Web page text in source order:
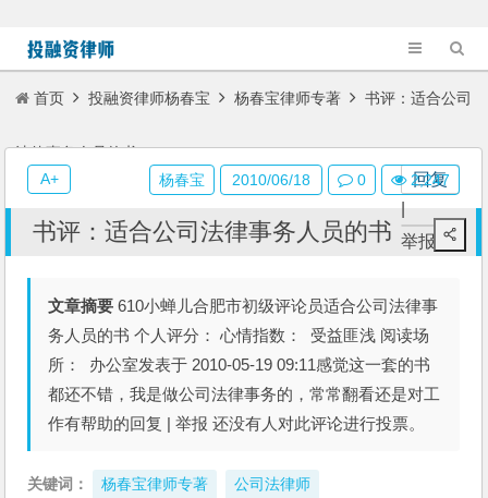
首页 投融资律师杨春宝 杨春宝律师专著 书评：适合公司
法律事务人员的书
书评：适合公司法律事务人员的书
文章摘要 610小蝉儿合肥市初级评论员适合公司法律事
务人员的书 个人评分： 心情指数： 受益匪浅 阅读场
所： 办公室发表于 2010-05-19 09:11感觉这一套的书
都还不错，我是做公司法律事务的，常常翻看还是对工
作有帮助的回复 | 举报 还没有人对此评论进行投票。
关键词： 杨春宝律师专著 公司法律师
回复
举报
杨春宝 2010/06/18 0 2,247
A+